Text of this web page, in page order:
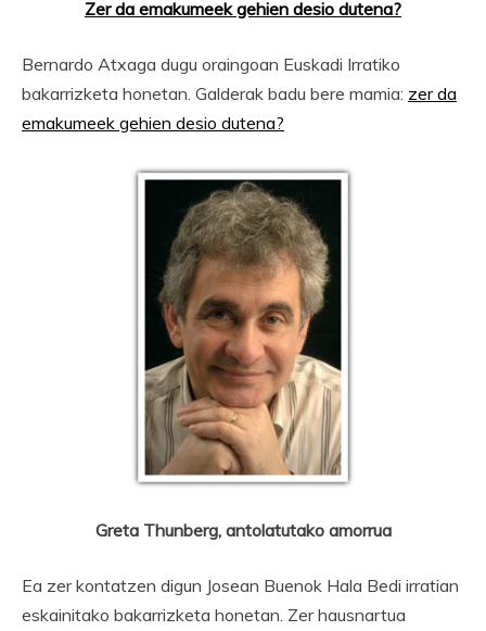
Zer da emakumeek gehien desio dutena?
Bernardo Atxaga dugu oraingoan Euskadi Irratiko
bakarrizketa honetan. Galderak badu bere mamia: zer da
emakumeek gehien desio dutena?
Greta Thunberg, antolatutako amorrua
Ea zer kontatzen digun Josean Buenok Hala Bedi irratian
eskainitako bakarrizketa honetan. Zer hausnartua